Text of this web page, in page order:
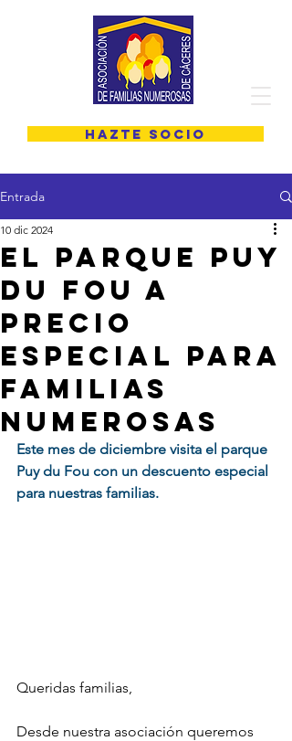
HAZTE SOCIO
Entrada
El parque Puy
du Fou a
precio
especial para
familias
numerosas
10 dic 2024
Este mes de diciembre visita el parque
Puy du Fou con un descuento especial
para nuestras familias.
Queridas familias,
Desde nuestra asociación queremos